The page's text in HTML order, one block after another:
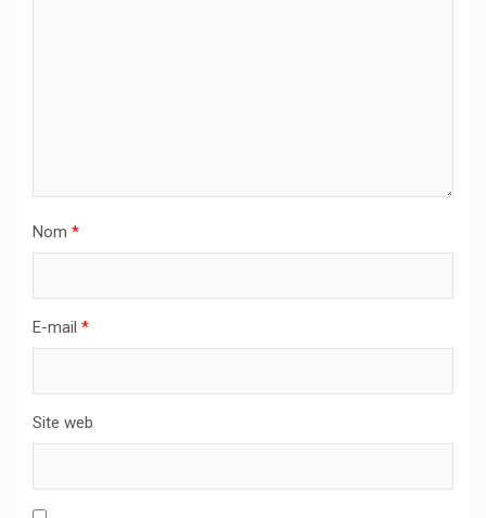
Nom *
E-mail *
Site web